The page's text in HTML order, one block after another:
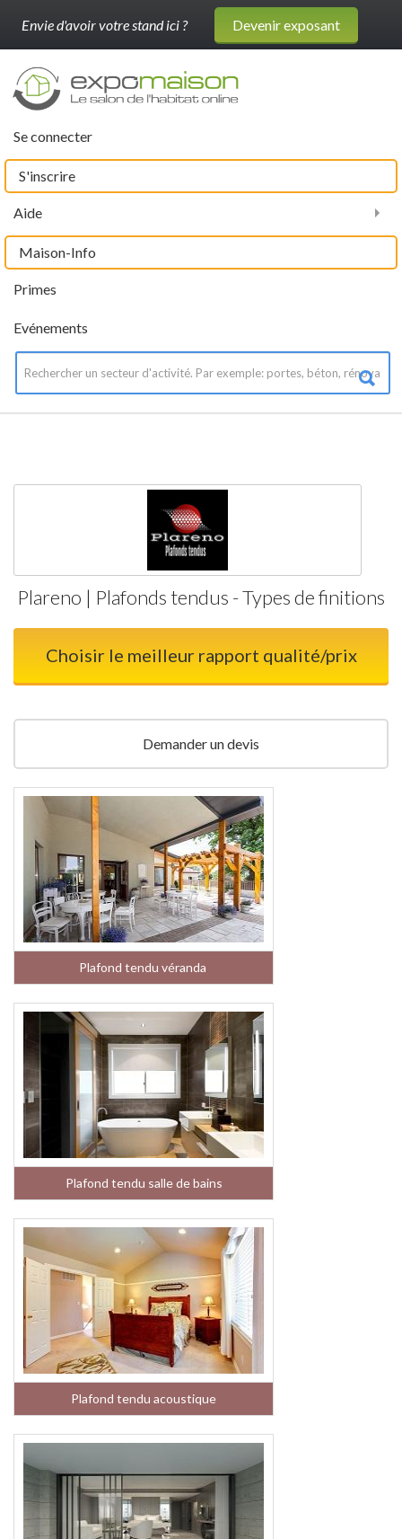
Envie d'avoir votre stand ici ? Devenir exposant
Se connecter
S'inscrire
Aide
Evénements
Primes
Maison-Info
Plareno | Plafonds tendus - Types de finitions
Choisir le meilleur rapport qualité/prix
Demander un devis
Plafond tendu véranda
Plafond tendu salle de bains
Plafond tendu acoustique